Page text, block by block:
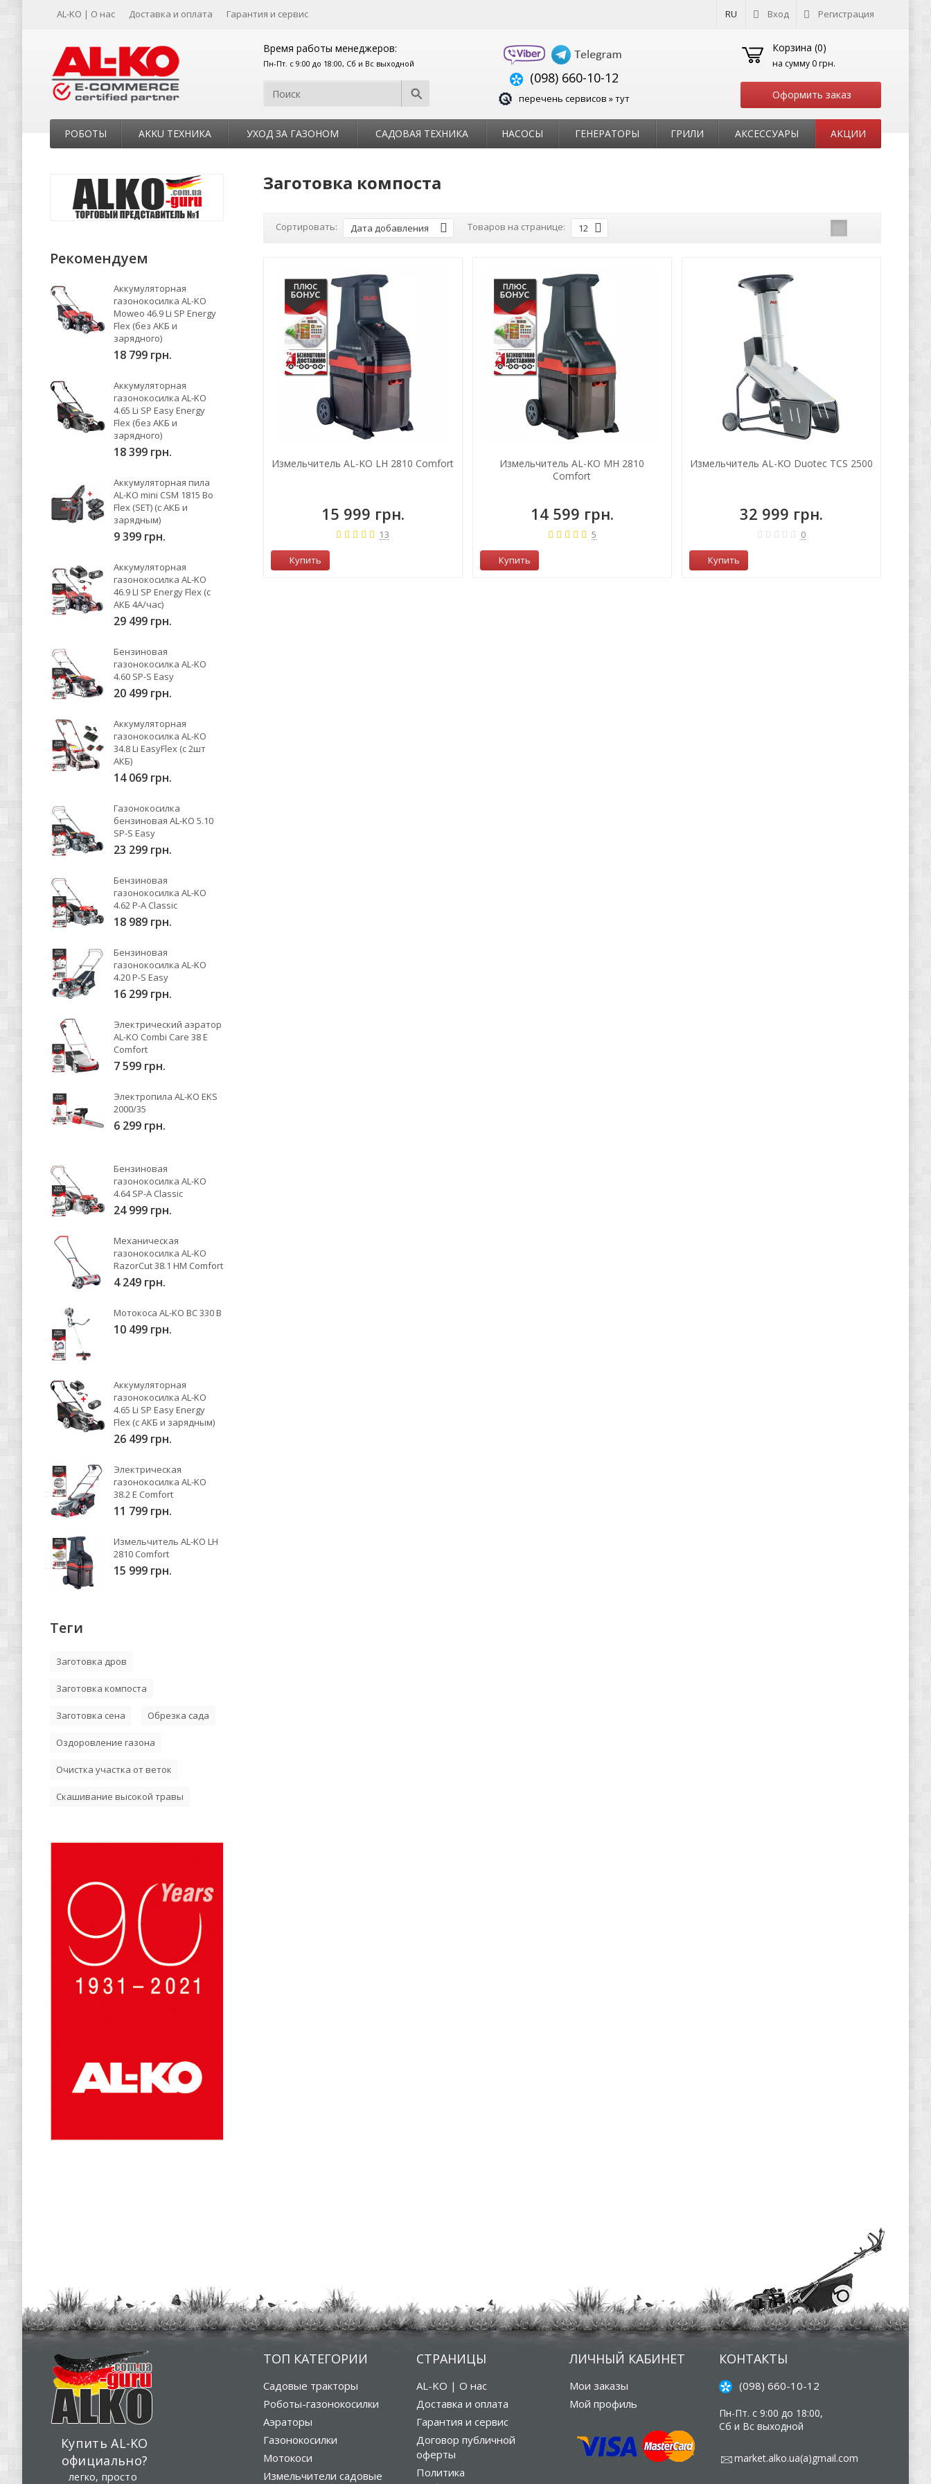
AL-KO | О нас Доставка и оплата Гарантия и сервис RU Вход Регистрация
Время работы менеджеров:
Пн-Пт. с 9:00 до 18:00, Сб и Вс выходной
(098) 660-10-12
перечень сервисов » тут
Корзина (0)
на сумму 0 грн.
Оформить заказ
РОБОТЫ AKKU ТЕХНИКА УХОД ЗА ГАЗОНОМ САДОВАЯ ТЕХНИКА НАСОСЫ ГЕНЕРАТОРЫ ГРИЛИ АКСЕССУАРЫ АКЦИИ
Заготовка компоста
Сортировать: Дата добавления Товаров на странице: 12
Измельчитель AL-KO LH 2810 Comfort
15 999 грн.
13
Купить
Измельчитель AL-KO MH 2810
Comfort
14 599 грн.
5
Купить
Измельчитель AL-KO Duotec TCS 2500
32 999 грн.
0
Купить
Рекомендуем
Аккумуляторная
газонокосилка AL-KO
Moweo 46.9 Li SP Energy
Flex (без АКБ и
зарядного)
18 799 грн.
Аккумуляторная
газонокосилка AL-KO
4.65 Li SP Easy Energy
Flex (без АКБ и
зарядного)
18 399 грн.
Аккумуляторная пила
AL-KO mini CSM 1815 Bo
Flex (SET) (с АКБ и
зарядным)
9 399 грн.
Аккумуляторная
газонокосилка AL-KO
46.9 LI SP Energy Flex (с
АКБ 4А/час)
29 499 грн.
Бензиновая
газонокосилка AL-KO
4.60 SP-S Easy
20 499 грн.
Аккумуляторная
газонокосилка AL-KO
34.8 Li EasyFlex (с 2шт
АКБ)
14 069 грн.
Газонокосилка
бензиновая AL-KO 5.10
SP-S Easy
23 299 грн.
Бензиновая
газонокосилка AL-KO
4.62 P-A Classic
18 989 грн.
Бензиновая
газонокосилка AL-KO
4.20 P-S Easy
16 299 грн.
Электрический аэратор
AL-KO Combi Care 38 E
Comfort
7 599 грн.
Электропила AL-KO EKS
2000/35
6 299 грн.
Бензиновая
газонокосилка AL-KO
4.64 SP-A Classic
24 999 грн.
Механическая
газонокосилка AL-KO
RazorCut 38.1 HM Comfort
4 249 грн.
Мотокоса AL-KO BC 330 B
10 499 грн.
Аккумуляторная
газонокосилка AL-KO
4.65 Li SP Easy Energy
Flex (с АКБ и зарядным)
26 499 грн.
Электрическая
газонокосилка AL-KO
38.2 E Comfort
11 799 грн.
Измельчитель AL-KO LH
2810 Comfort
15 999 грн.
Теги
Заготовка дров
Заготовка компоста
Заготовка сена Обрезка сада
Оздоровление газона
Очистка участка от веток
Скашивание высокой травы
Купить AL-KO
официально?
легко, просто
ТОП КАТЕГОРИИ
Садовые тракторы
Роботы-газонокосилки
Аэраторы
Газонокосилки
Мотокоси
Измельчители садовые
СТРАНИЦЫ
AL-KO | О нас
Доставка и оплата
Гарантия и сервис
Договор публичной
оферты
Политика
ЛИЧНЫЙ КАБИНЕТ
Мои заказы
Мой профиль
КОНТАКТЫ
(098) 660-10-12
Пн-Пт. с 9:00 до 18:00,
Сб и Вс выходной
market.alko.ua(а)gmail.com